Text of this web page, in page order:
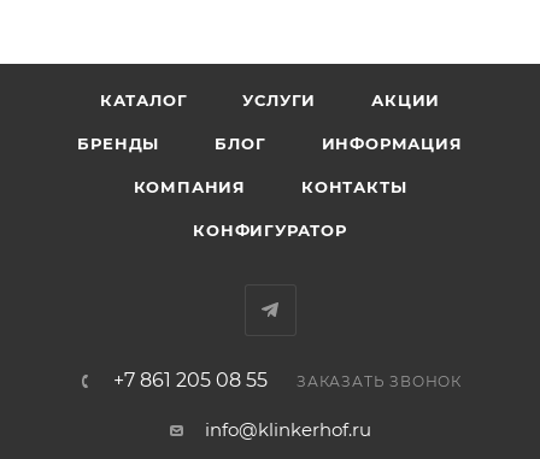
КАТАЛОГ УСЛУГИ АКЦИИ
БРЕНДЫ БЛОГ ИНФОРМАЦИЯ
КОМПАНИЯ КОНТАКТЫ
КОНФИГУРАТОР
+7 861 205 08 55 ЗАКАЗАТЬ ЗВОНОК
info@klinkerhof.ru